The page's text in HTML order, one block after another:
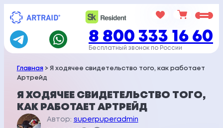
Перейти
содержимому
8 800 333 16 60
Бесплатный звонок по России
Главная> Я ходячее свидетельство того, как работает
Артрейд
Я ХОДЯЧЕЕ СВИДЕТЕЛЬСТВО ТОГО,
КАК РАБОТАЕТ АРТРЕЙД
Автор: superpuperadmin